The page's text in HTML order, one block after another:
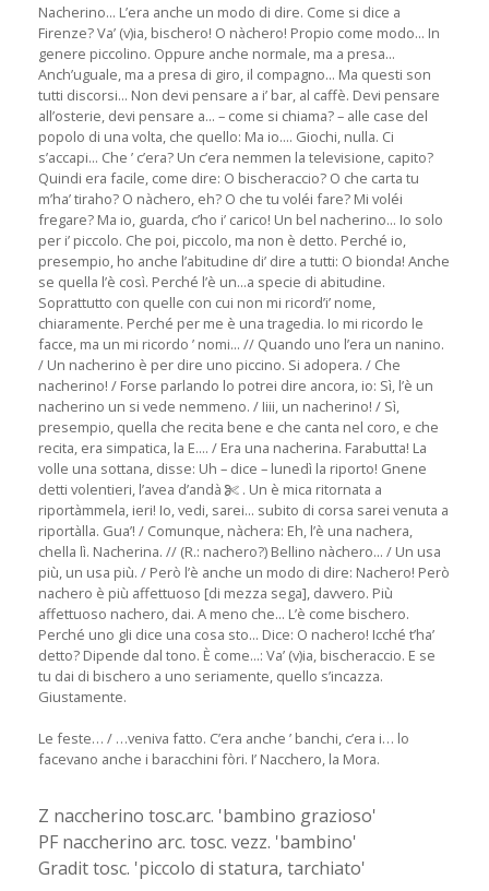
Nacherino... L’era anche un modo di dire. Come si dice a
Firenze? Va’ (v)ia, bischero! O nàchero! Propio come modo... In
genere piccolino. Oppure anche normale, ma a presa...
Anch’uguale, ma a presa di giro, il compagno... Ma questi son
tutti discorsi... Non devi pensare a i’ bar, al caffè. Devi pensare
all’osterie, devi pensare a... – come si chiama? – alle case del
popolo di una volta, che quello: Ma io.... Giochi, nulla. Ci
s’accapi... Che ’ c’era? Un c’era nemmen la televisione, capito?
Quindi era facile, come dire: O bischeraccio? O che carta tu
m’ha’ tiraho? O nàchero, eh? O che tu voléi fare? Mi voléi
fregare? Ma io, guarda, c’ho i’ carico! Un bel nacherino... Io solo
per i’ piccolo. Che poi, piccolo, ma non è detto. Perché io,
presempio, ho anche l’abitudine di’ dire a tutti: O bionda! Anche
se quella l’è così. Perché l’è un...a specie di abitudine.
Soprattutto con quelle con cui non mi ricord’i’ nome,
chiaramente. Perché per me è una tragedia. Io mi ricordo le
facce, ma un mi ricordo ’ nomi... // Quando uno l’era un nanino.
/ Un nacherino è per dire uno piccino. Si adopera. / Che
nacherino! / Forse parlando lo potrei dire ancora, io: Sì, l’è un
nacherino un si vede nemmeno. / Iiii, un nacherino! / Sì,
presempio, quella che recita bene e che canta nel coro, e che
recita, era simpatica, la E.... / Era una nacherina. Farabutta! La
volle una sottana, disse: Uh – dice – lunedì la riporto! Gnene
detti volentieri, l’avea d’andà
. Un è mica ritornata a
riportàmmela, ieri! Io, vedi, sarei... subito di corsa sarei venuta a
riportàlla. Gua’! / Comunque, nàchera: Eh, l’è una nachera,
chella lì. Nacherina. // (R.: nachero?) Bellino nàchero... / Un usa
più, un usa più. / Però l’è anche un modo di dire: Nachero! Però
nachero è più affettuoso [di mezza sega], davvero. Più
affettuoso nachero, dai. A meno che... L’è come bischero.
Perché uno gli dice una cosa sto... Dice: O nachero! Icché t’ha’
detto? Dipende dal tono. È come...: Va’ (v)ia, bischeraccio. E se
tu dai di bischero a uno seriamente, quello s’incazza.
Giustamente.
Le feste… / …veniva fatto. C’era anche ’ banchi, c’era i… lo
facevano anche i baracchini fòri. I’ Nacchero, la Mora.
Z naccherino tosc.arc. 'bambino grazioso'
PF naccherino arc. tosc. vezz. 'bambino'
Gradit tosc. 'piccolo di statura, tarchiato'